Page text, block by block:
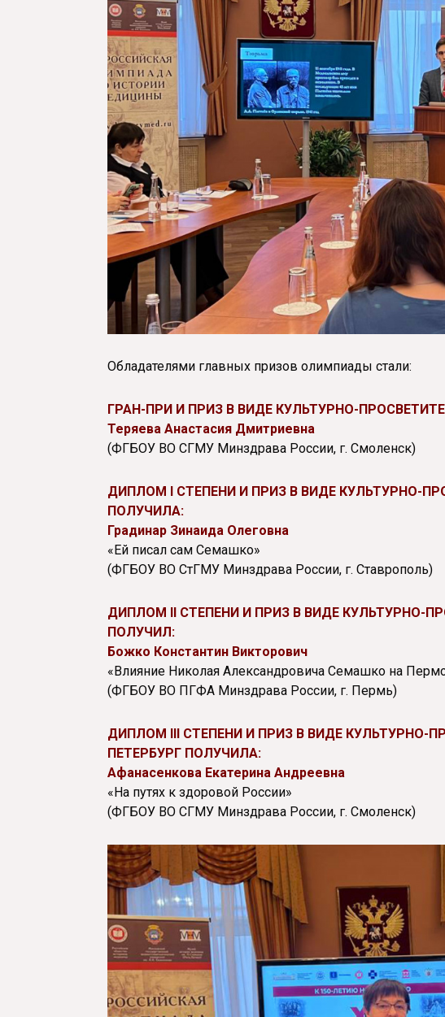
Обладателями главных призов олимпиады стали:
ГРАН-ПРИ И ПРИЗ В ВИДЕ КУЛЬТУРНО-
Теряева Анастасия Дмитриевна
(ФГБОУ ВО СГМУ Минздрава России, г. Смоленск)
ДИПЛОМ I СТЕПЕНИ И ПРИЗ В ВИДЕ КУЛЬТУРНО-
ПОЛУЧИЛА:
Градинар Зинаида Олеговна
«Ей писал сам Семашко»
(ФГБОУ ВО СтГМУ Минздрава России, г. Ставрополь)
ДИПЛОМ II СТЕПЕНИ И ПРИЗ В ВИДЕ КУЛЬТУРНО-
ПОЛУЧИЛ:
Божко Константин Викторович
«Влияние Николая Александровича Семашко на
(ФГБОУ ВО ПГФА Минздрава России, г. Пермь)
ДИПЛОМ III СТЕПЕНИ И ПРИЗ В ВИДЕ КУЛЬТУРНО-
ПЕТЕРБУРГ ПОЛУЧИЛА:
Афанасенкова Екатерина Андреевна
«На путях к здоровой России»
(ФГБОУ ВО СГМУ Минздрава России, г. Смоленск)